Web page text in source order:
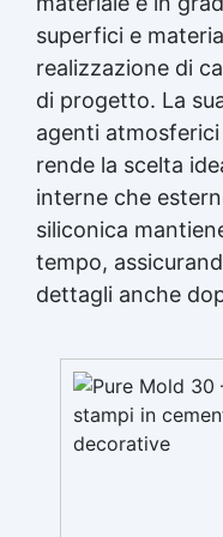
dettagliati
Gomma
siliconica per
per oggetti
dettagli
Gomma
siliconica per
precisione
durevoli Gomma
siliconica per
→ Gomma
Gomma da stampi
Gomma
stampi Gomma
Gomma
per calchi
superfici e
realizzazione di
di progetto. La
agenti
rende la scelta
interne che
siliconica
tempo,
dettagli anche